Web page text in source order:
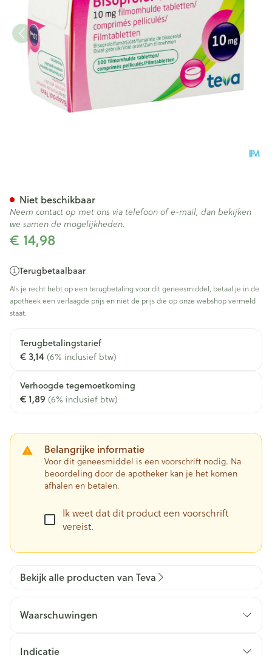
€ 14,98
Terugbetaalbaar
Als je recht hebt op een terugbetaling voor dit geneesmiddel, betaal je in de
apotheek een verlaagde prijs en niet de prijs die op onze webshop vermeld
staat.
Terugbetalingstarief
€ 3,14(6% inclusief btw)
Verhoogde tegemoetkoming
€ 1,89 (6% inclusief btw)
Belangrijke informatie
Voor dit geneesmiddel is een voorschrift nodig. Na
beoordeling door de apotheker kan je het komen
afhalen en betalen.
Ik weet dat dit product een voorschrift
vereist.
Niet beschikbaar
Neem contact op met ons via telefoon of e-mail, dan bekijken
we samen de mogelijkheden.
Bekijk alle producten van Teva
Waarschuwingen
Indicatie